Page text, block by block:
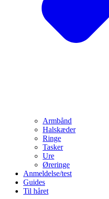
Armbånd
Halskæder
Ringe
Tasker
Ure
Øreringe
Anmeldelse/test
Guides
Til håret